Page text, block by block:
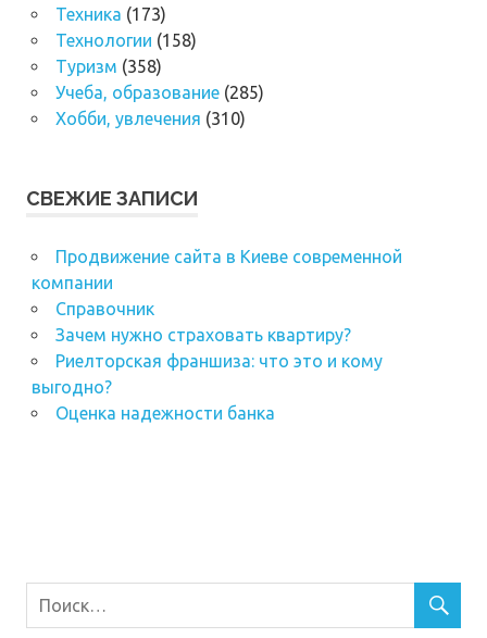
Техника (173)
Технологии (158)
Туризм (358)
Учеба, образование(285)
Хобби, увлечения (310)
СВЕЖИЕ ЗАПИСИ
Продвижение сайта в Киеве современной
компании
Справочник
Зачем нужно страховать квартиру?
Риелторская франшиза: что это и кому
выгодно?
Оценка надежности банка